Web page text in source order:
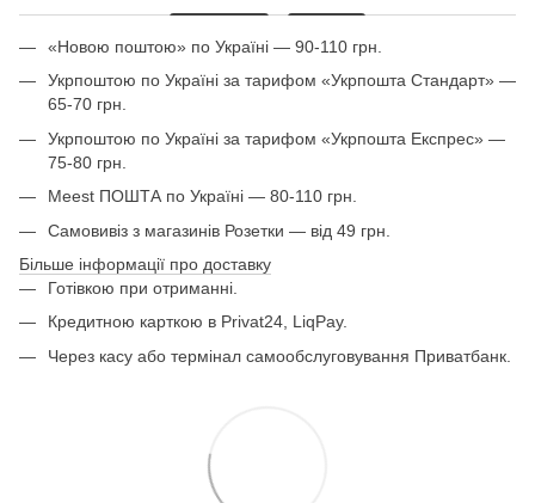
«Новою поштою» по Україні — 90-110 грн.
Укрпоштою по Україні за тарифом «Укрпошта Стандарт» —
65-70 грн.
Укрпоштою по Україні за тарифом «Укрпошта Експрес» —
75-80 грн.
Meest ПОШТА по Україні — 80-110 грн.
Самовивіз з магазинів Розетки — від 49 грн.
Більше інформації про доставку
Готівкою при отриманні.
Кредитною карткою в Privat24, LiqPay.
Через касу або термінал самообслуговування Приватбанк.